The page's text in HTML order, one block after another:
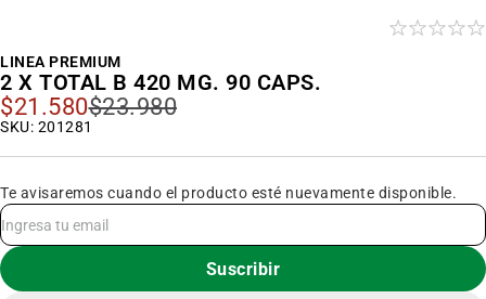
LINEA PREMIUM
Precio
Especial
$21.580$23.980
SKU: 201281
2 X TOTAL B 420 MG. 90 CAPS.
Te avisaremos cuando el producto esté nuevamente disponible.
Suscribir
la
galería
de
imágenes